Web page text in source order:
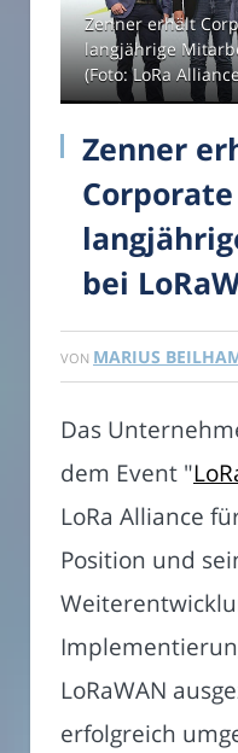
Zenner erhält
langjährige
(Foto: LoRa
Zenner
bei
VON MARIUS
Das
dem Event "
LoRa Alliance
Position und
LoRaWAN
erfolgreich